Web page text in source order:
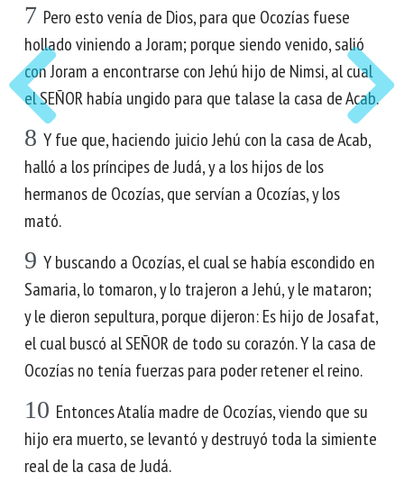
7 Pero esto venía de Dios, para que Ocozías fuese
hollado viniendo a Joram; porque siendo venido, salió
con Joram a encontrarse con Jehú hijo de Nimsi, al cual
el SEÑOR había ungido para que talase la casa de Acab.
8 Y fue que, haciendo juicio Jehú con la casa de Acab,
halló a los príncipes de Judá, y a los hijos de los
hermanos de Ocozías, que servían a Ocozías, y los
mató.
9 Y buscando a Ocozías, el cual se había escondido en
Samaria, lo tomaron, y lo trajeron a Jehú, y le mataron;
y le dieron sepultura, porque dijeron: Es hijo de Josafat,
el cual buscó al SEÑOR de todo su corazón. Y la casa de
Ocozías no tenía fuerzas para poder retener el reino.
10 Entonces Atalía madre de Ocozías, viendo que su
hijo era muerto, se levantó y destruyó toda la simiente
real de la casa de Judá.